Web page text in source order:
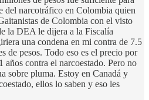
del narcotráfico en Colombia quien
de Colombia con el visto
la DEA le dijera a la Fiscalía
una condena en mi contra de 7.5
de pesos. Todo eso es el precio por
años contra el narcoestado. Pero no
sobre pluma. Estoy en Canadá y
ellos lo saben y eso les